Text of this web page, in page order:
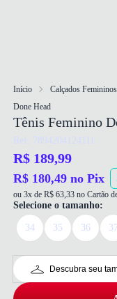
Início Calçados Femininos
Done Head
Tênis Feminino
Ref: 7894204124111
R$ 189,99
R$ 180,49 no Pix
ou 3x de R$ 63,33 no Cartão
Selecione o tamanho:
34 35 36
Descubra seu